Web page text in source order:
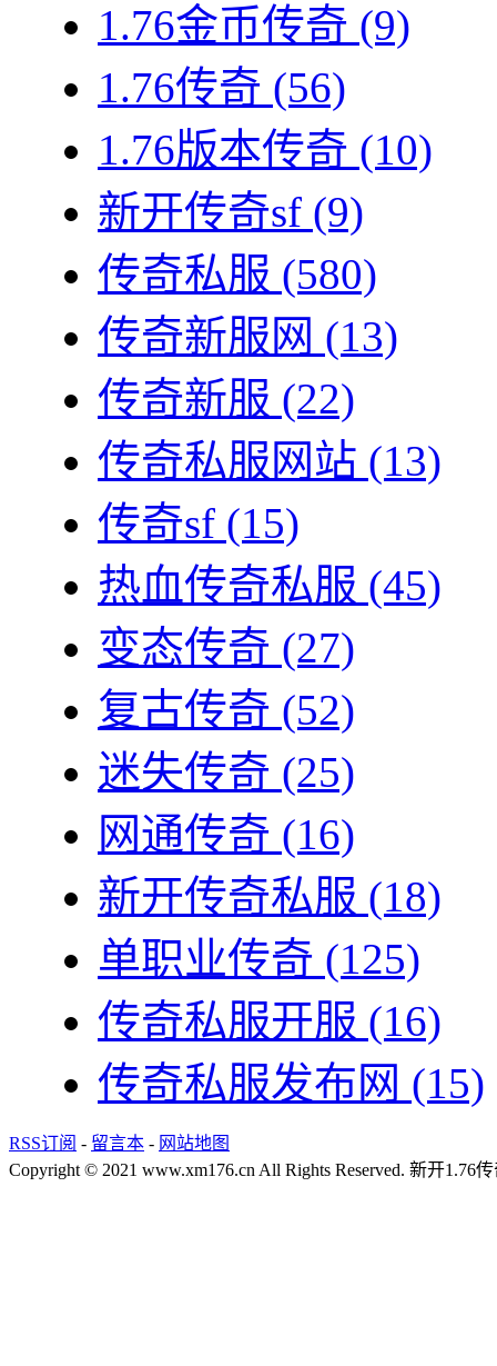
1.76金币传奇 (9)
1.76传奇 (56)
1.76版本传奇 (10)
新开传奇sf (9)
传奇私服 (580)
传奇新服网 (13)
传奇新服 (22)
传奇私服网站 (13)
传奇sf (15)
热血传奇私服 (45)
变态传奇 (27)
复古传奇 (52)
迷失传奇 (25)
网通传奇 (16)
新开传奇私服 (18)
单职业传奇 (125)
传奇私服开服 (16)
传奇私服发布网 (15)
RSS订阅 - 留言本 - 网站地图
Copyright © 2021 www.xm176.cn All Rights Reserved. 新开1.76